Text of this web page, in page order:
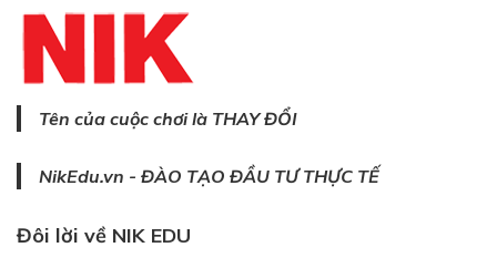
Tên của cuộc chơi là THAY ĐỔI
NikEdu.vn - ĐÀO TẠO ĐẦU TƯ THỰC TẾ
Đôi lời về NIK EDU